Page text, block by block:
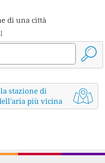
di una città
stazione di
più vicina